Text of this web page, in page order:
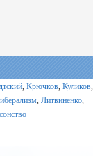
, Крючков, Куликов,
, Литвиненко,